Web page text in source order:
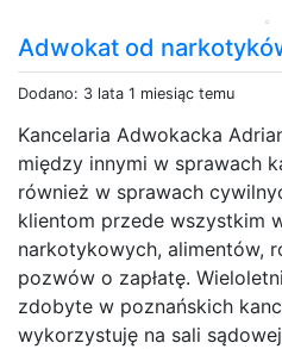
Adwokat od
Dodano: 3 lata 1 miesiąc temu
Kancelaria Adwokacka
między innymi w sprawach
również w sprawach
klientom przede wszystkim
narkotykowych, alimentów,
pozwów o zapłatę.
zdobyte w poznańskich
wykorzystuję na sali